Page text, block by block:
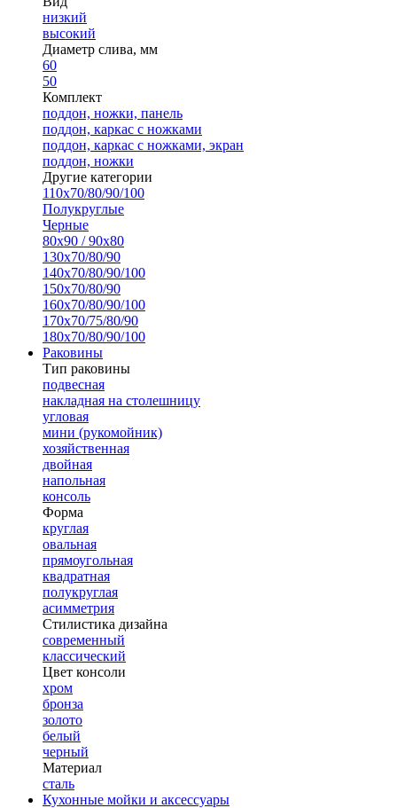
низкий
высокий
Диаметр слива, мм
60
50
Комплект
поддон, ножки, панель
поддон, каркас с ножками
поддон, каркас с ножками, экран
поддон, ножки
Другие категории
110х70/80/90/100
Полукруглые
Черные
80х90 / 90х80
130х70/80/90
140х70/80/90/100
150х70/80/90
160х70/80/90/100
170х70/75/80/90
180х70/80/90/100
Раковины
Тип раковины
подвесная
накладная на столешницу
угловая
мини (рукомойник)
хозяйственная
двойная
напольная
консоль
Форма
круглая
овальная
прямоугольная
квадратная
полукруглая
асимметрия
Стилистика дизайна
современный
классический
Цвет консоли
хром
бронза
золото
белый
черный
Материал
сталь
Кухонные мойки и аксессуары